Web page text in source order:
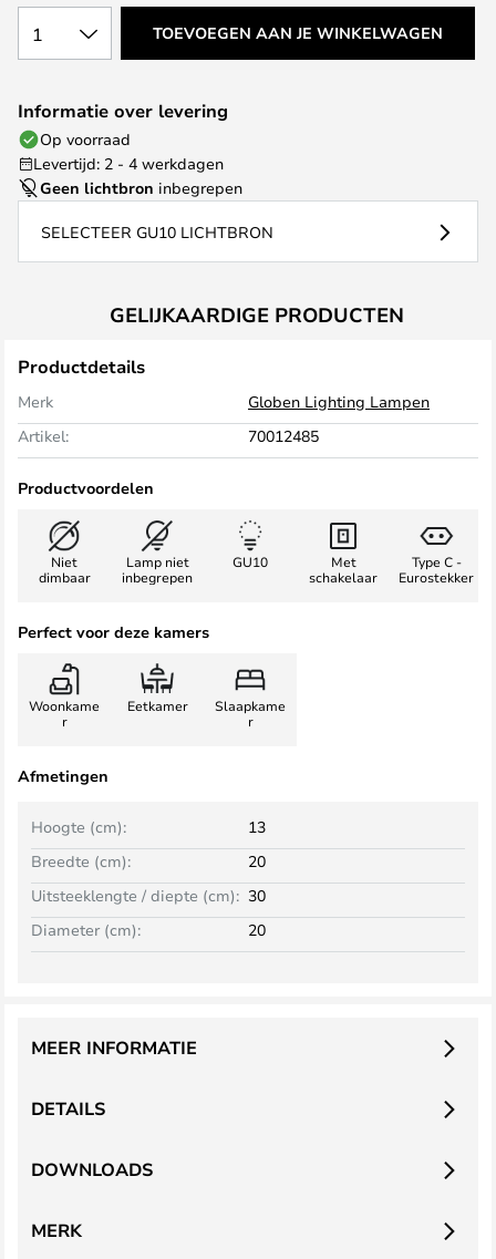
1 TOEVOEGEN AAN JE WINKELWAGEN
Informatie over levering
Op voorraad
Levertijd: 2 - 4 werkdagen
Geen lichtbron inbegrepen
SELECTEER GU10 LICHTBRON
GELIJKAARDIGE PRODUCTEN
Productdetails
Merk
Globen Lighting Lampen
Artikel:
70012485
Productvoordelen
Niet
dimbaar
Lamp niet
inbegrepen
GU10
Met
schakelaar
Type C -
Eurostekker
Perfect voor deze kamers
Woonkame
r
Eetkamer
Slaapkame
r
Afmetingen
Breedte (cm): 20
Hoogte (cm): 13
Uitsteeklengte / diepte (cm): 30
Diameter (cm):
20
DETAILS
MEER INFORMATIE
DOWNLOADS
MERK